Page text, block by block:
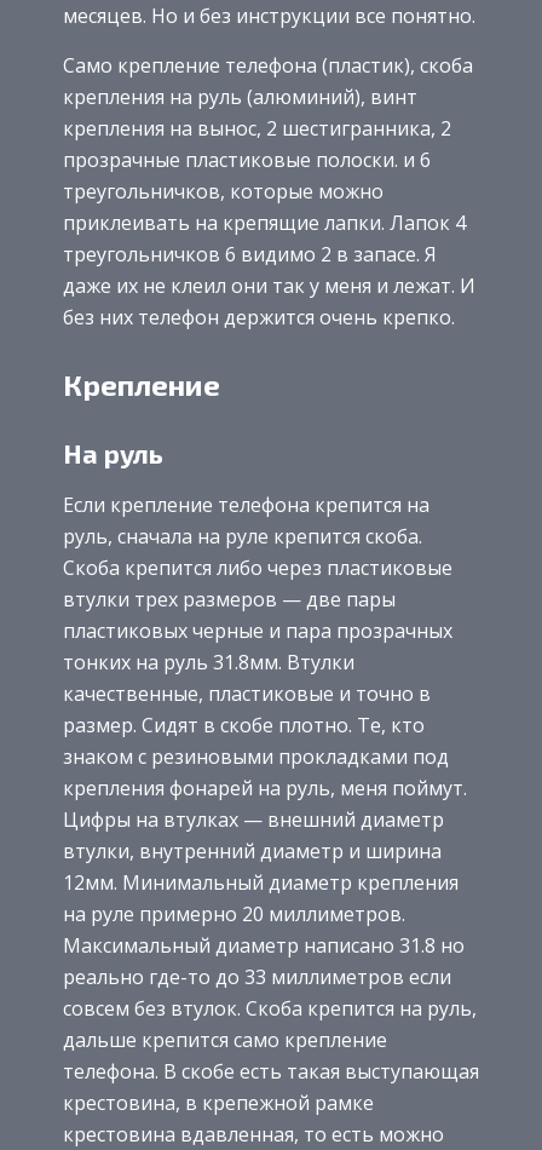
месяцев. Но и без инструкции все понятно.
Само крепление телефона (пластик), скоба
крепления на руль (алюминий), винт
крепления на вынос, 2 шестигранника, 2
прозрачные пластиковые полоски. и 6
треугольничков, которые можно
приклеивать на крепящие лапки. Лапок 4
треугольничков 6 видимо 2 в запасе. Я
даже их не клеил они так у меня и лежат. И
без них телефон держится очень крепко.
Крепление
На руль
Если крепление телефона крепится на
руль, сначала на руле крепится скоба.
Скоба крепится либо через пластиковые
втулки трех размеров — две пары
пластиковых черные и пара прозрачных
тонких на руль 31.8мм. Втулки
качественные, пластиковые и точно в
размер. Сидят в скобе плотно. Те, кто
знаком с резиновыми прокладками под
крепления фонарей на руль, меня поймут.
Цифры на втулках — внешний диаметр
втулки, внутренний диаметр и ширина
12мм. Минимальный диаметр крепления
на руле примерно 20 миллиметров.
Максимальный диаметр написано 31.8 но
реально где-то до 33 миллиметров если
совсем без втулок. Скоба крепится на руль,
дальше крепится само крепление
телефона. В скобе есть такая выступающая
крестовина, в крепежной рамке
крестовина вдавленная, то есть можно